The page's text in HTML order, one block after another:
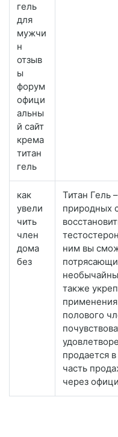
гель
для
мужчи
н
отзыв
ы
форум
офици
альны
й сайт
крема
титан
гель
как
увели
чить
член
дома
без
Титан Гель
природных
ним вы
также
полового
продается
часть
через